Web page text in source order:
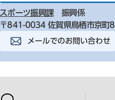
スポーツ振興課
振興係
〒841-0034 佐賀県鳥栖市京町
メールでのお問い合わせ